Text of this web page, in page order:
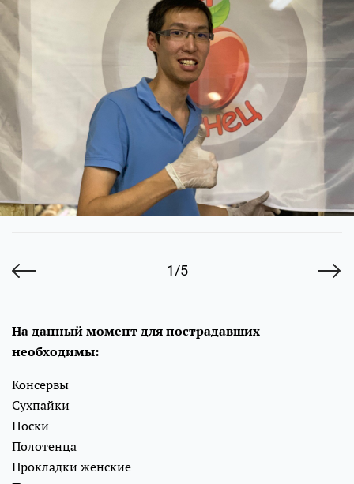
1/5
На данный момент для пострадавших
необходимы:
Консервы
Сухпайки
Носки
Полотенца
Прокладки женские